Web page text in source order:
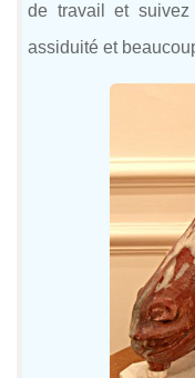
de travail et suivez
assiduité et